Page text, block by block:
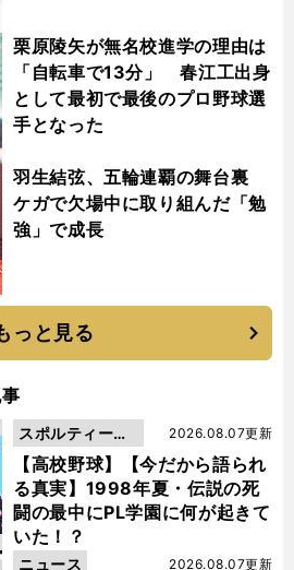
栗原陵矢が無名校進学の理由は
「自転車で13分」 春江工出身
として最初で最後のプロ野球選
手となった
羽生結弦、五輪連覇の舞台裏
ケガで欠場中に取り組んだ「勉
強」で成長
っと見る
【高校野球】【今だから語られ
る真実】1998年夏・伝説の死
闘の最中にPL学園に何が起きて
いた！？
2026.08.07更新
スポルティーバ
動画
2026.08.07更新
ニュース